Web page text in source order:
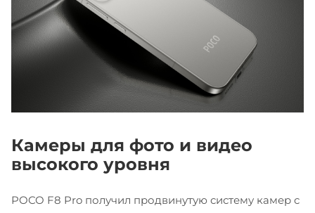
Камеры для фото и видео
высокого уровня
POCO F8 Pro получил продвинутую систему камер с